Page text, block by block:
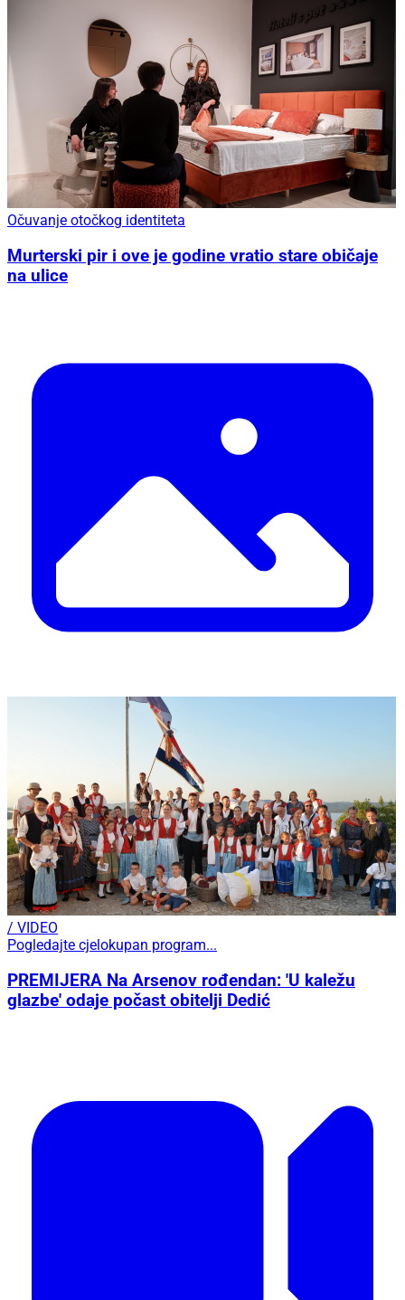
Očuvanje otočkog identiteta
Murterski pir i ove je godine vratio stare običaje
na ulice
/ VIDEO
Pogledajte cjelokupan program...
PREMIJERA Na Arsenov rođendan: 'U kaležu
glazbe' odaje počast obitelji Dedić